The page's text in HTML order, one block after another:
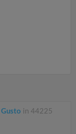
in 44225